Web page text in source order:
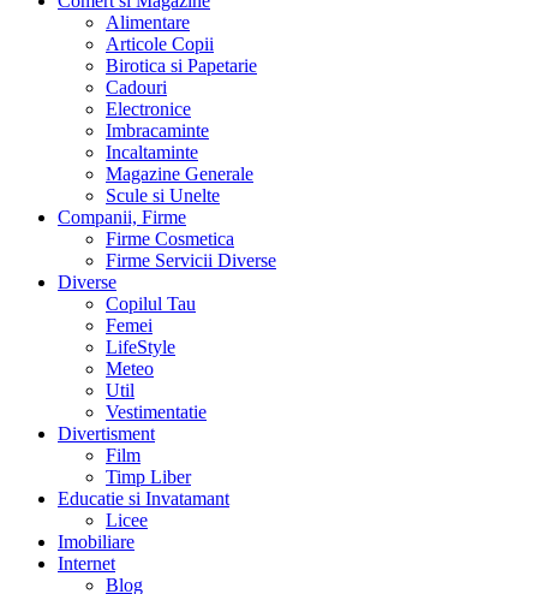
Alimentare
Articole Copii
Birotica si Papetarie
Cadouri
Electronice
Imbracaminte
Incaltaminte
Magazine Generale
Scule si Unelte
Companii, Firme
Firme Cosmetica
Firme Servicii Diverse
Diverse
Copilul Tau
Femei
LifeStyle
Meteo
Util
Vestimentatie
Divertisment
Film
Timp Liber
Educatie si Invatamant
Licee
Imobiliare
Internet
Blog